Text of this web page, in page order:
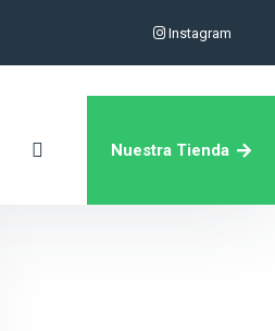
Instagram
Nuestra Tienda